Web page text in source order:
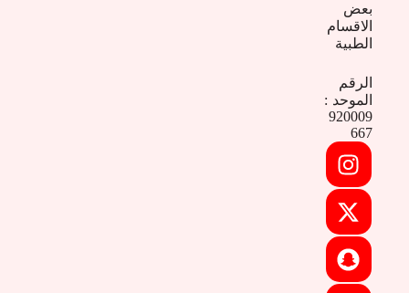
بعض
الاقسام
الطبية
الرقم
الموحد :
920009
667